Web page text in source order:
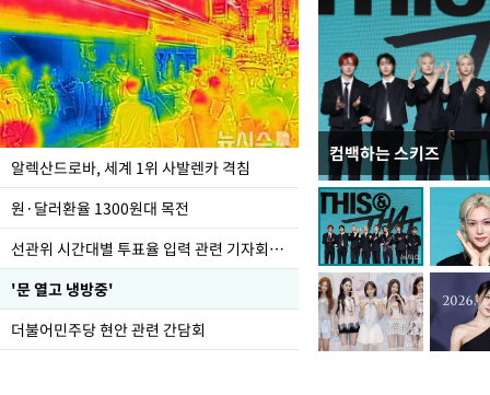
알렉산드로바, 세계 1위 사발렌카 격침
원·달러환율 1300원대 목전
선관위 시간대별 투표율 입력 관련 기자회견하는 주진우 의원
'문 열고 냉방중'
더불어민주당 현안 관련 간담회
컴백하는 스키즈
주유소 기름값 12주